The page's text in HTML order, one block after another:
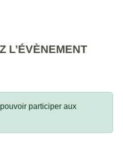
L’ÉVÈNEMENT
participer aux